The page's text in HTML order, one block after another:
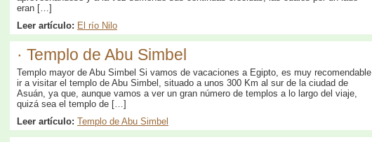
eran […]
Leer artículo: El río Nilo
· Templo de Abu Simbel
Templo mayor de Abu Simbel Si vamos de vacaciones a Egipto, es muy recomendable
ir a visitar el templo de Abu Simbel, situado a unos 300 Km al sur de la ciudad de
Asuán, ya que, aunque vamos a ver un gran número de templos a lo largo del viaje,
quizá sea el templo de […]
Leer artículo: Templo de Abu Simbel